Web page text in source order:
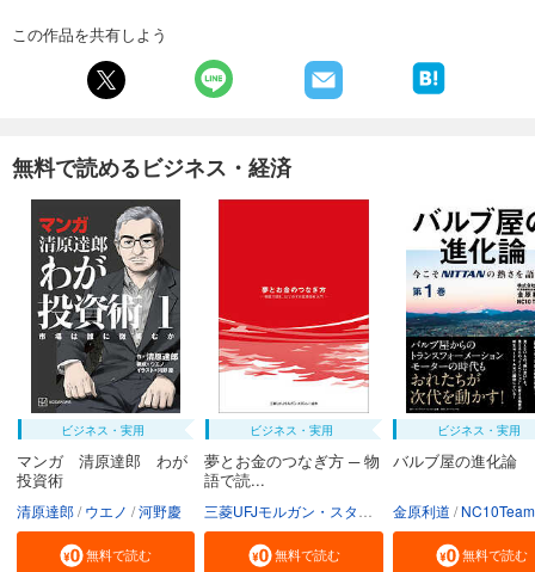
この作品を共有しよう
無料で読めるビジネス・経済
ビジネス・実用
マンガ 清原達郎 わが
投資術
清原達郎 ウエノ 河野慶
無料で読む
ビジネス・実用
夢とお金のつなぎ方 ─ 物
語で読...
無料で読む
ビジネス・実用
バルブ屋の進化論
金原利道 NC10Team
無料で読む